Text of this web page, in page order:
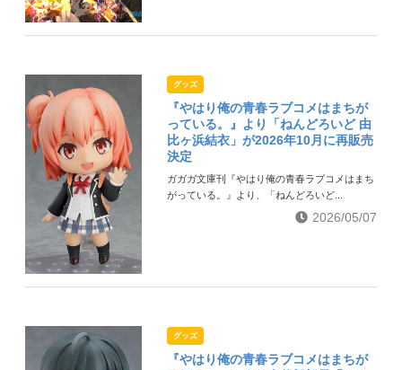
グッズ
『やはり俺の青春ラブコメはまちが
っている。』より「ねんどろいど 由
比ヶ浜結衣」が2026年10月に再販売
決定
ガガガ文庫刊『やはり俺の青春ラブコメはまち
がっている。』より、「ねんどろいど...
2026/05/07
グッズ
『やはり俺の青春ラブコメはまちが